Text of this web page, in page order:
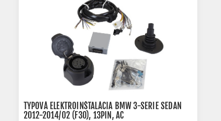
TYPOVÁ ELEKTROINŠTALÁCIA BMW 3-SERIE SEDAN
2012-2014/02 (F30), 13PIN, AC